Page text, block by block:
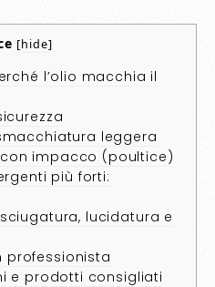
[hide]
l’olio macchia il
leggera
impacco (poultice)
più forti:
lucidatura e
professionista
e prodotti consigliati